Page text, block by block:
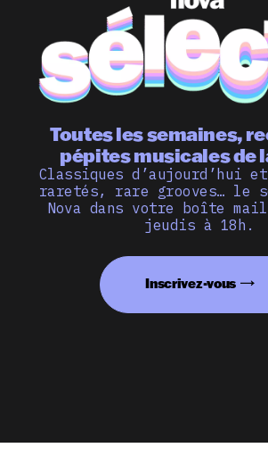
Toutes les semaines,
pépites musicales de
Classiques d’aujourd’hui
raretés, rare grooves… le
Nova dans votre boîte
jeudis à 18h.
Inscrivez-vous